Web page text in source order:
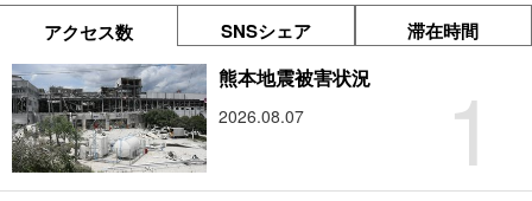
アクセス数 SNSシェア 滞在時間
1
熊本地震被害状況
2026.08.07